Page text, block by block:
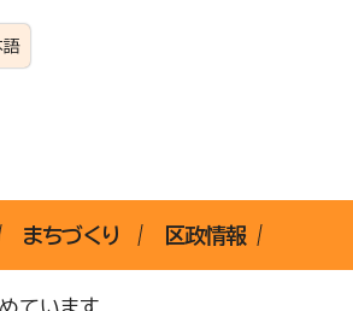
語
まちづくり 区政情報
ています